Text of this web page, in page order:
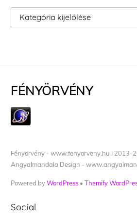
Kategóriák
FÉNYÖRVÉNY
Fényörvény - www.fenyorveny.hu I 2013-
Angyalmandala Design -
Powered byWordPress •Themify
Social